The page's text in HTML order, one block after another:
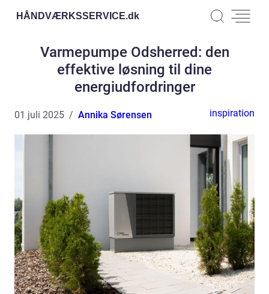
HÅNDVÆRKSSERVICE.dk
Varmepumpe Odsherred: den
effektive løsning til dine
energiudfordringer
01 juli 2025 Annika Sørensen inspiration